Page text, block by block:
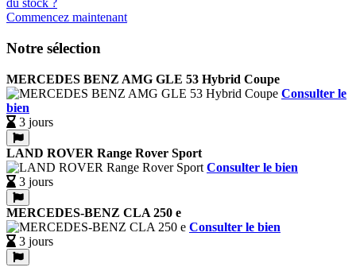
Commencez maintenant
Notre sélection
MERCEDES BENZ AMG GLE 53 Hybrid Coupe
Consulter le
bien
3 jours
LAND ROVER Range Rover Sport
Consulter le bien
3 jours
MERCEDES-BENZ CLA 250 e
Consulter le bien
3 jours